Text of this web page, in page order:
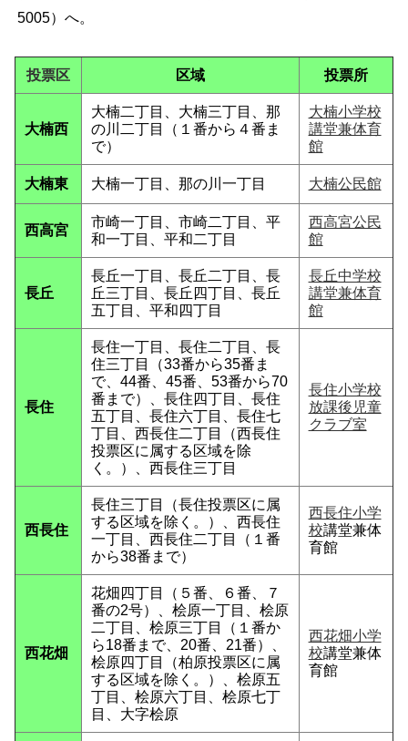
5005）へ。
投票区 区域 投票所
大楠西
大楠二丁目、大楠三丁目、那
の川二丁目（１番から４番ま
で）
大楠小学校
講堂兼体育
館
大楠東 大楠一丁目、那の川一丁目 大楠公民館
西高宮
市崎一丁目、市崎二丁目、平
和一丁目、平和二丁目
西高宮公民
館
長丘
長丘一丁目、長丘二丁目、長
丘三丁目、長丘四丁目、長丘
五丁目、平和四丁目
長丘中学校
講堂兼体育
館
長住
長住一丁目、長住二丁目、長
住三丁目（33番から35番ま
で、44番、45番、53番から70
番まで）、長住四丁目、長住
五丁目、長住六丁目、長住七
丁目、西長住二丁目（西長住
投票区に属する区域を除
く。）、西長住三丁目
長住小学校
放課後児童
クラブ室
西長住
長住三丁目（長住投票区に属
する区域を除く。）、西長住
一丁目、西長住二丁目（１番
から38番まで）
西長住小学
校講堂兼体
育館
西花畑
花畑四丁目（５番、６番、７
番の2号）、桧原一丁目、桧原
二丁目、桧原三丁目（１番か
ら18番まで、20番、21番）、
桧原四丁目（柏原投票区に属
する区域を除く。）、桧原五
丁目、桧原六丁目、桧原七丁
目、大字桧原
西花畑小学
校講堂兼体
育館